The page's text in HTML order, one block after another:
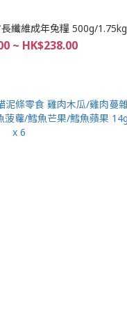
纖維成年兔糧 500g/1.75kg
~ HK$238.00